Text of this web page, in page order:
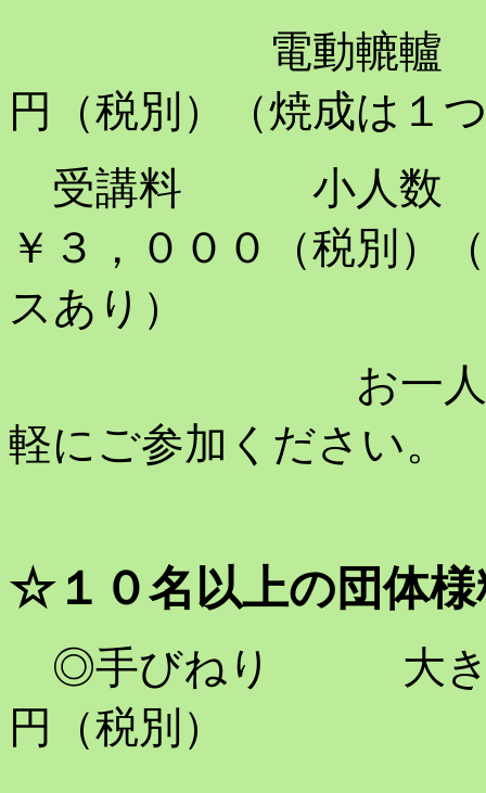
電動轆轤 土３
円（税別）（焼成は１
受講料 小人数 １
￥３，０００（税別）
スあり）
お一人から体
軽にご参加ください。
☆１０名以上の団体様
◎手びねり 大き
円（税別）